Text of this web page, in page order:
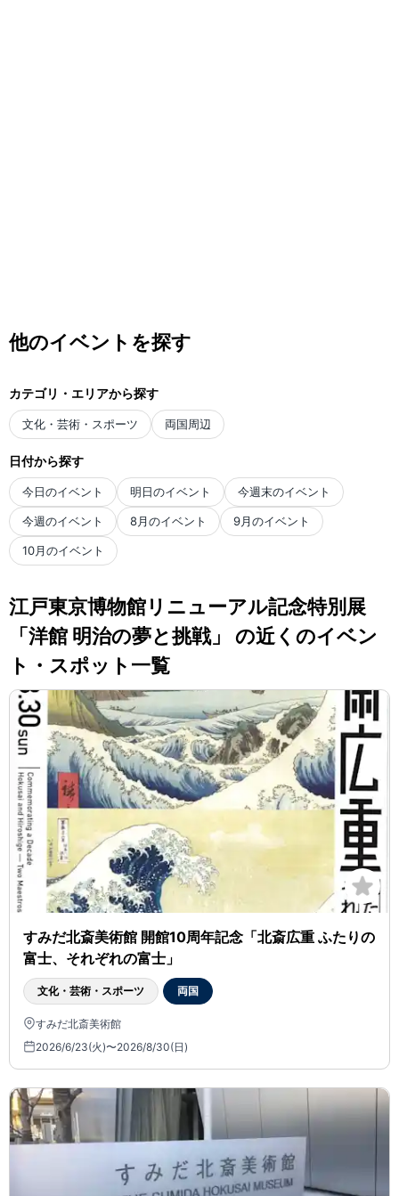
他のイベントを探す
カテゴリ・エリアから探す
文化・芸術・スポーツ 両国周辺
日付から探す
今日のイベント 明日のイベント 今週末のイベント
今週のイベント 8月のイベント 9月のイベント
10月のイベント
江戸東京博物館リニューアル記念特別展
「洋館 明治の夢と挑戦」 の近くのイベン
ト・スポット一覧
すみだ北斎美術館 開館10周年記念「北斎広重 ふたりの
富士、それぞれの富士」
文化・芸術・スポーツ 両国
すみだ北斎美術館
2026/6/23(火)〜2026/8/30(日)